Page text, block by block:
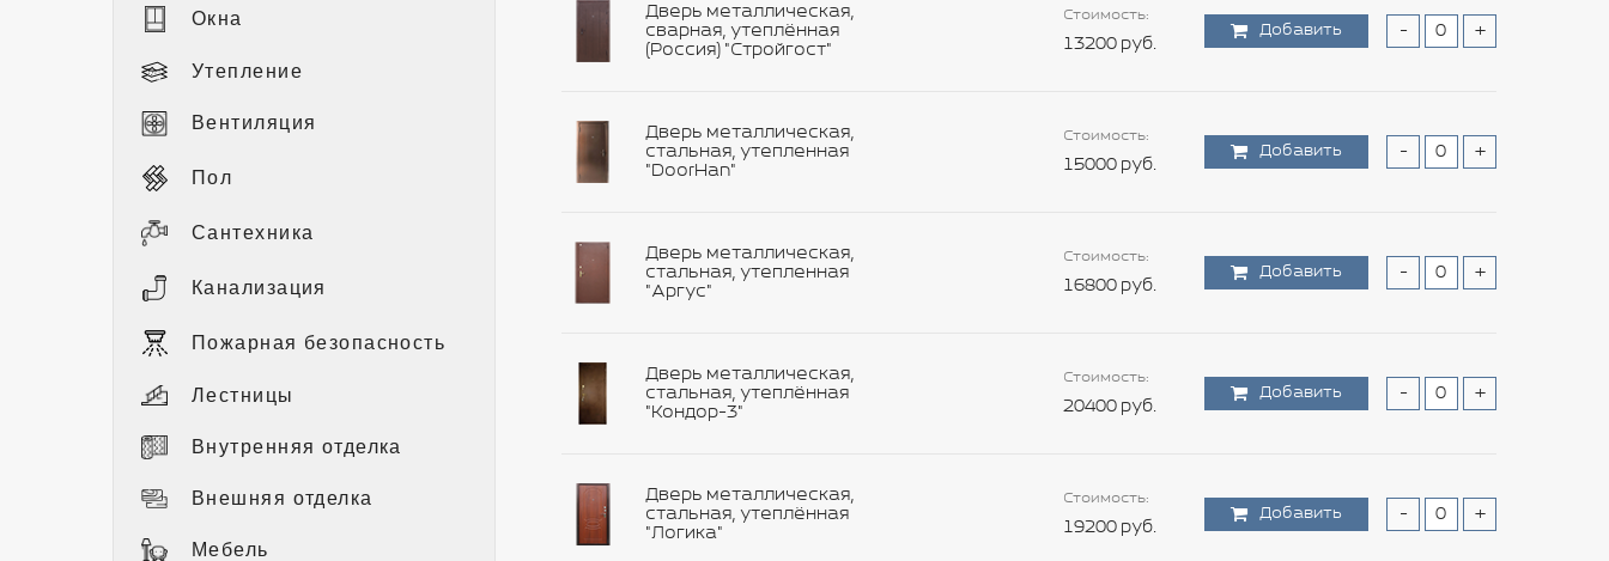
Окна
Утепление
Вентиляция
Пол
Сантехника
Канализация
Пожарная безопасность
Лестницы
Внутренняя отделка
Внешняя отделка
Мебель
Дверь металлическая,
сварная, утеплённая
(Россия) "Стройгост"
Стоимость:
13200 руб.
Добавить - +
Дверь металлическая,
стальная, утепленная
"DoorHan"
Стоимость:
15000 руб.
Добавить - +
Дверь металлическая,
стальная, утепленная
"Аргус"
Стоимость:
16800 руб.
Добавить - +
Дверь металлическая,
стальная, утеплённая
"Кондор-3"
Стоимость:
20400 руб.
Добавить - +
Дверь металлическая,
стальная, утеплённая
"Логика"
Стоимость:
19200 руб.
Добавить - +